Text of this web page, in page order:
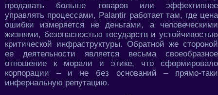
продавать больше товаров или эффективнее
управлять процессами, Palantir работает там, где цена
ошибки измеряется не деньгами, а человеческими
жизнями, безопасностью государств и устойчивостью
критической инфраструктуры. Обратной же стороной
ее деятельности является весьма своеобразное
отношение к морали и этике, что сформировало
корпорации – и не без оснований – прямо-таки
инфернальную репутацию.